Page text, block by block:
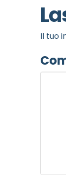
Il tuo